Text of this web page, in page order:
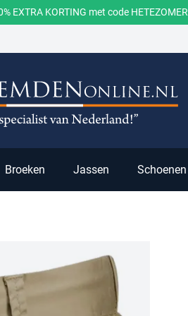
EXTRA KORTING met code HETEZOMER
Broeken Jassen Schoenen